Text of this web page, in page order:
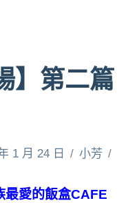
第二
1 月 24 日 小芳
最愛的飯盒CAFE